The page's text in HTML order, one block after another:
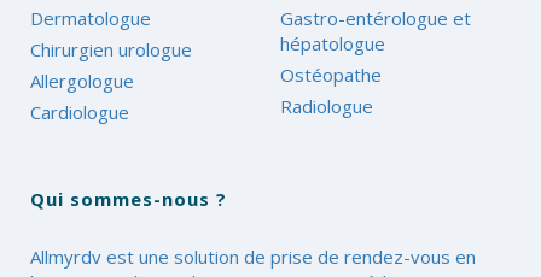
Dermatologue
Chirurgien urologue
Allergologue
Cardiologue
Gastro-entérologue et
hépatologue
Ostéopathe
Radiologue
Qui sommes-nous ?
Allmyrdv est une solution de prise de rendez-vous en